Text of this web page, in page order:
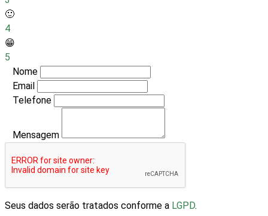
🙂
4
😁
5
Nome
Email
Telefone
Mensagem
Seus dados serão tratados conforme a LGPD.